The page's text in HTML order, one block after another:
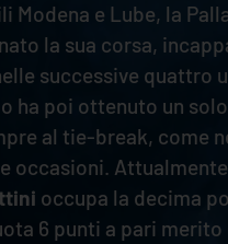
Modena e Lube, la
la sua corsa,
successive quattro
ha poi ottenuto un solo
al tie-break, come
occasioni.
occupa la decima
6 punti a pari merito